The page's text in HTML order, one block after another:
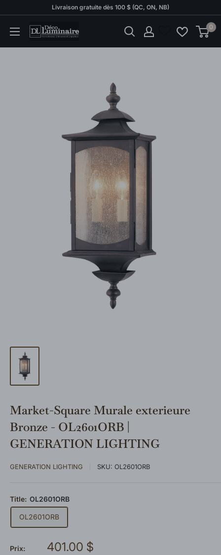
contenu
Livraison gratuite dès 100 $ (QC, ON, NB)
Déco
Luminaire
0
Market-Square Murale exterieure
Bronze - OL2601ORB |
GENERATION LIGHTING
GENERATION LIGHTING SKU: OL2601ORB
Title: OL2601ORB
OL2601ORB
Prix:
Prix
401.00 $